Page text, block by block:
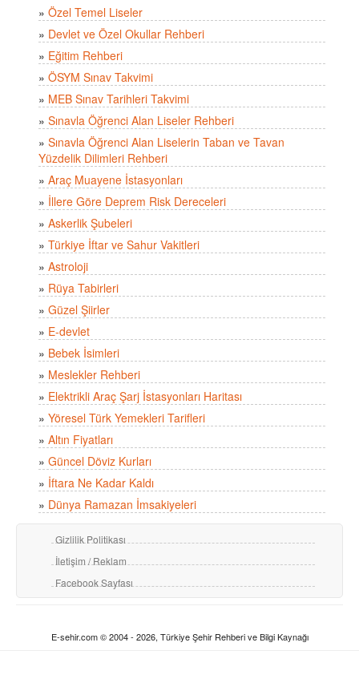
» Özel Temel Liseler
» Devlet ve Özel Okullar Rehberi
» Eğitim Rehberi
» ÖSYM Sınav Takvimi
» MEB Sınav Tarihleri Takvimi
» Sınavla Öğrenci Alan Liseler Rehberi
» Sınavla Öğrenci Alan Liselerin Taban ve Tavan
Yüzdelik Dilimleri Rehberi
» Araç Muayene İstasyonları
» İllere Göre Deprem Risk Dereceleri
» Askerlik Şubeleri
» Türkiye İftar ve Sahur Vakitleri
» Astroloji
» Rüya Tabirleri
» Güzel Şiirler
» E-devlet
» Bebek İsimleri
» Meslekler Rehberi
» Elektrikli Araç Şarj İstasyonları Haritası
» Yöresel Türk Yemekleri Tarifleri
» Altın Fiyatları
» Güncel Döviz Kurları
» İftara Ne Kadar Kaldı
» Dünya Ramazan İmsakiyeleri
Gizlilik Politikası
İletişim / Reklam
Facebook Sayfası
E-sehir.com © 2004 - 2026, Türkiye Şehir Rehberi ve Bilgi Kaynağı